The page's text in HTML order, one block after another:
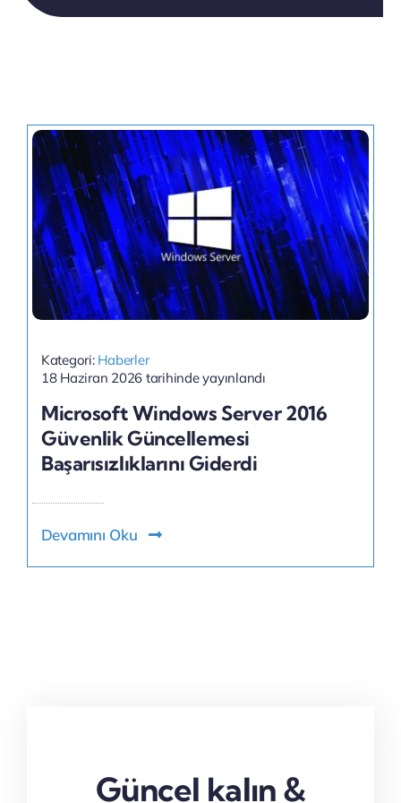
Kategori: Haberler
18 Haziran 2026 tarihinde yayınlandı
Microsoft Windows Server 2016
Güvenlik Güncellemesi
Başarısızlıklarını Giderdi
Devamını Oku
Güncel kalın &